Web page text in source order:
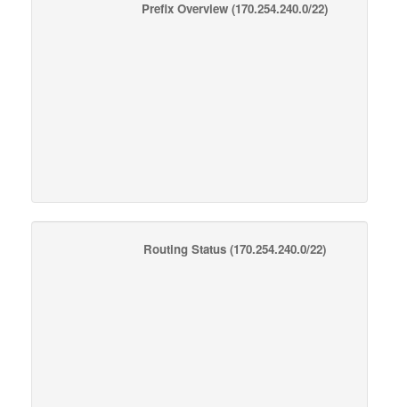
Prefix Overview (170.254.240.0/22)
Routing Status (170.254.240.0/22)